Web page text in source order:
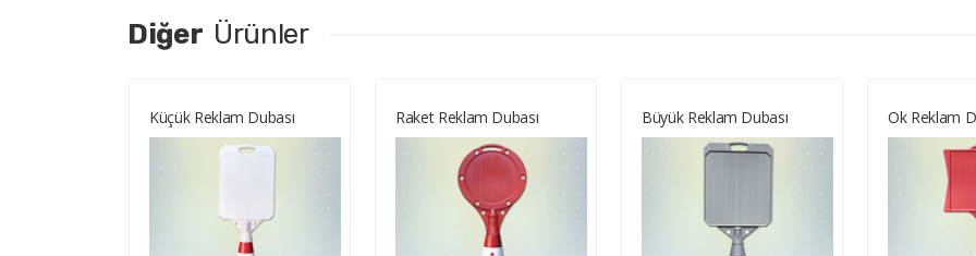
Diğer Ürünler
Küçük Reklam Dubası Raket Reklam Dubası Büyük Reklam Dubası Ok Reklam